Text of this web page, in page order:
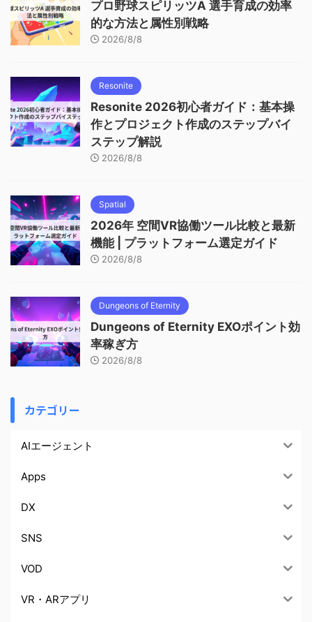
プロ野球スピリッツA 選手育成の効率
的な方法と属性別戦略
2026/8/8
Resonite
Resonite 2026初心者ガイド：基本操
作とプロジェクト作成のステップバイ
ステップ解説
2026/8/8
Spatial
2026年 空間VR協働ツール比較と最新
機能 | プラットフォーム選定ガイド
2026/8/8
Dungeons of Eternity
Dungeons of Eternity EXOポイント効
率稼ぎ方
2026/8/8
カテゴリー
AIエージェント
Apps
DX
SNS
VOD
VR・ARアプリ